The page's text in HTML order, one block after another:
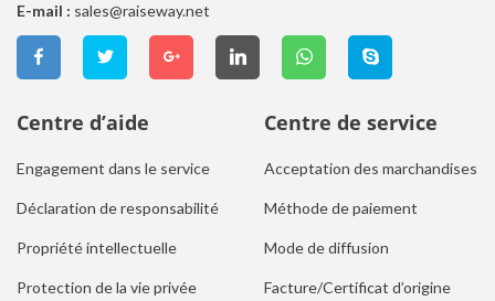
E-mail : sales@raiseway.net
Centre d’aide
Engagement dans le service
Déclaration de responsabilité
Propriété intellectuelle
Protection de la vie privée
Centre de service
Acceptation des marchandises
Méthode de paiement
Mode de diffusion
Facture/Certificat d’origine